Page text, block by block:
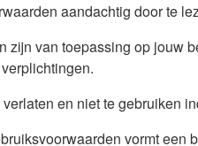
aandachtig door te
zijn van toepassing op jouw
en niet te gebruiken
vormt